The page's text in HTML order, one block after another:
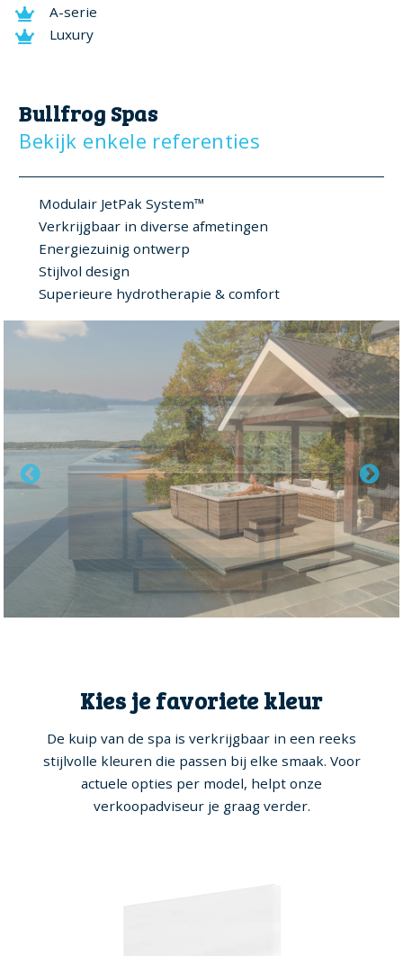
A-serie
Luxury
Bullfrog Spas
Bekijk enkele referenties
Modulair JetPak System™
Verkrijgbaar in diverse afmetingen
Energiezuinig ontwerp
Stijlvol design
Superieure hydrotherapie & comfort
Kies je favoriete kleur
De kuip van de spa is verkrijgbaar in een reeks
stijlvolle kleuren die passen bij elke smaak. Voor
actuele opties per model, helpt onze
verkoopadviseur je graag verder.